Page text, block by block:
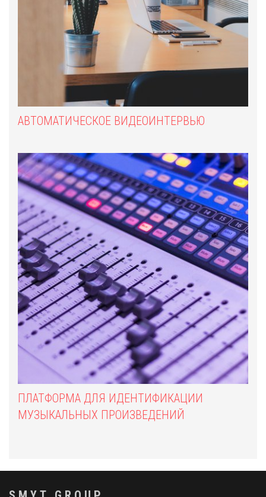
АВТОМАТИЧЕСКОЕ ВИДЕОИНТЕРВЬЮ
ПЛАТФОРМА ДЛЯ ИДЕНТИФИКАЦИИ
МУЗЫКАЛЬНЫХ ПРОИЗВЕДЕНИЙ